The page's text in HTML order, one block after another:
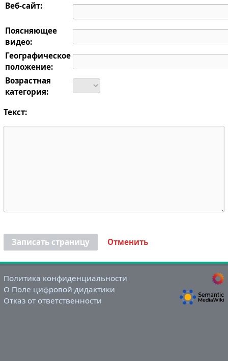
Веб-сайт:
Поясняющее
видео:
Географическое
положение:
Возрастная
категория:
Текст:
Записать страницу Отменить
Политика конфиденциальности
О Поле цифровой дидактики
Отказ от ответственности